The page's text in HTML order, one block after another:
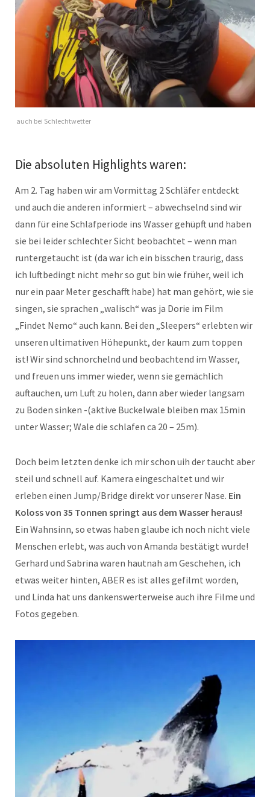
auch bei Schlechtwetter
Die absoluten Highlights waren:
Am 2. Tag haben wir am Vormittag 2 Schläfer entdeckt
und auch die anderen informiert – abwechselnd sind wir
dann für eine Schlafperiode ins Wasser gehüpft und haben
sie bei leider schlechter Sicht beobachtet – wenn man
runtergetaucht ist (da war ich ein bisschen traurig, dass
ich luftbedingt nicht mehr so gut bin wie früher, weil ich
nur ein paar Meter geschafft habe) hat man gehört, wie sie
singen, sie sprachen „walisch“ was ja Dorie im Film
„Findet Nemo“ auch kann. Bei den „Sleepers“ erlebten wir
unseren ultimativen Höhepunkt, der kaum zum toppen
ist! Wir sind schnorchelnd und beobachtend im Wasser,
und freuen uns immer wieder, wenn sie gemächlich
auftauchen, um Luft zu holen, dann aber wieder langsam
zu Boden sinken -(aktive Buckelwale bleiben max 15min
unter Wasser; Wale die schlafen ca 20 – 25m).
Doch beim letzten denke ich mir schon uih der taucht aber
steil und schnell auf. Kamera eingeschaltet und wir
erleben einen Jump/Bridge direkt vor unserer Nase. Ein
Koloss von 35 Tonnen springt aus dem Wasser heraus!
Ein Wahnsinn, so etwas haben glaube ich noch nicht viele
Menschen erlebt, was auch von Amanda bestätigt wurde!
Gerhard und Sabrina waren hautnah am Geschehen, ich
etwas weiter hinten, ABER es ist alles gefilmt worden,
und Linda hat uns dankenswerterweise auch ihre Filme und
Fotos gegeben.